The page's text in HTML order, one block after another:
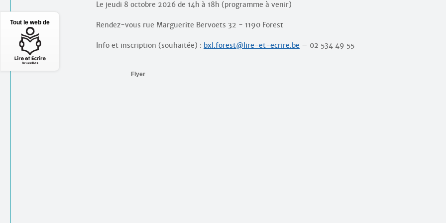
Le jeudi 8 octobre 2026 de 14h à 18h (programme à venir)
Rendez-vous rue Marguerite Bervoets 32 - 1190 Forest
Info et inscription (souhaitée) : bxl.forest@lire-et-ecrire.be – 02 534 49 55
Flyer
Tout le web de